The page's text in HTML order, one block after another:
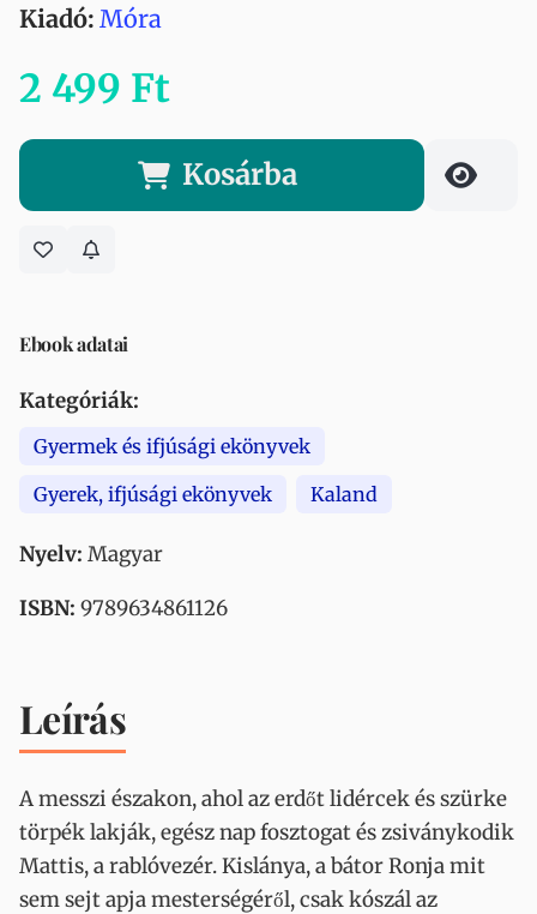
Kiadó: Móra
2 499 Ft
Kosárba
Ebook adatai
Kategóriák:
Gyermek és ifjúsági ekönyvek
Gyerek, ifjúsági ekönyvek
Kaland
Nyelv: Magyar
ISBN: 9789634861126
Leírás
A messzi északon, ahol az erdőt lidércek és szürke
törpék lakják, egész nap fosztogat és zsiványkodik
Mattis, a rablóvezér. Kislánya, a bátor Ronja mit
sem sejt apja mesterségéről, csak kószál az